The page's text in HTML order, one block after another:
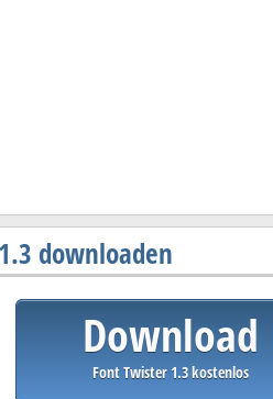
downloaden
Download
Font Twister 1.3 kostenlos